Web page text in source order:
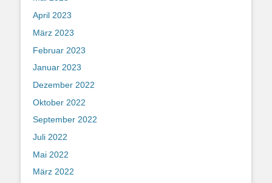
April 2023
März 2023
Februar 2023
Januar 2023
Dezember 2022
Oktober 2022
September 2022
Juli 2022
Mai 2022
März 2022